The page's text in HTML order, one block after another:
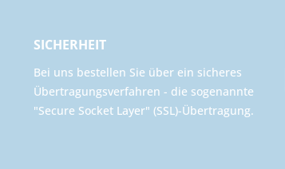
SICHERHEIT
Bei uns bestellen Sie über ein sicheres
Übertragungsverfahren - die sogenannte
"Secure Socket Layer" (SSL)-Übertragung.